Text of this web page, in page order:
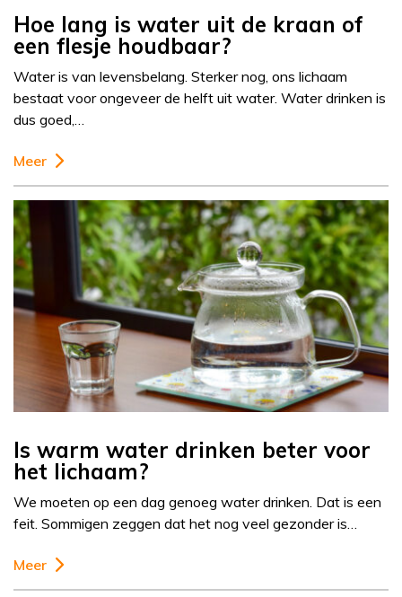
Hoe lang is water uit de kraan of
een flesje houdbaar?
Water is van levensbelang. Sterker nog, ons lichaam
bestaat voor ongeveer de helft uit water. Water drinken is
dus goed,…
Meer
Is warm water drinken beter voor
het lichaam?
We moeten op een dag genoeg water drinken. Dat is een
feit. Sommigen zeggen dat het nog veel gezonder is…
Meer